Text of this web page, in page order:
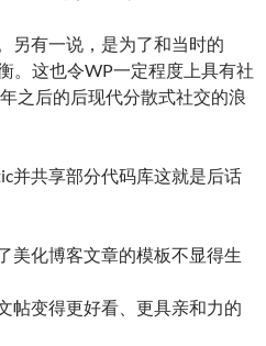
另有一说，是为了和当时的
。这也令WP一定程度上具有社
之后的后现代分散式社交的浪
并共享部分代码库这就是后话
美化博客文章的模板不显得生
帖变得更好看、更具亲和力的